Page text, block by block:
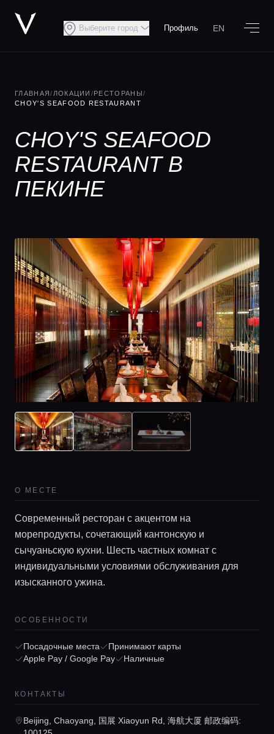
Главная
Локации
Выберите город Профиль EN
ГЛАВНАЯ/ ЛОКАЦИИ /РЕСТОРАНЫ/
CHOY'S SEAFOOD RESTAURANT
CHOY'S SEAFOOD
RESTAURANT В
ПЕКИНЕ
О МЕСТЕ
Современный ресторан с акцентом на
морепродукты, сочетающий кантонскую и
сычуаньскую кухни. Шесть частных комнат с
индивидуальными условиями обслуживания для
изысканного ужина.
ОСОБЕННОСТИ
Посадочные места
Принимают карты
Apple Pay / Google Pay
Наличные
КОНТАКТЫ
Beijing, Chaoyang, 国展 Xiaoyun Rd, 海航大厦 邮政编码: